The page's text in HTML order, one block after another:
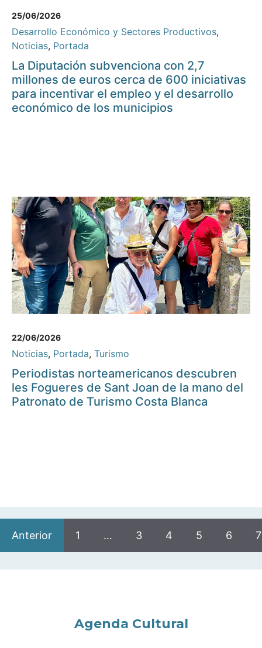
25/06/2026
Desarrollo Económico y Sectores Productivos,
Noticias, Portada
La Diputación subvenciona con 2,7
millones de euros cerca de 600 iniciativas
para incentivar el empleo y el desarrollo
económico de los municipios
22/06/2026
Noticias, Portada, Turismo
Periodistas norteamericanos descubren
les Fogueres de Sant Joan de la mano del
Patronato de Turismo Costa Blanca
Anterior 1 … 3 4 5 6 7
Agenda Cultural